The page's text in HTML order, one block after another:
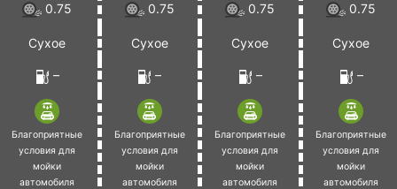
0.75 0.75 0.75 0.75
Сухое Сухое Сухое Сухое
– – – –
Благоприятные
условия для
мойки
автомобиля
Благоприятные
условия для
мойки
автомобиля
Благоприятные
условия для
мойки
автомобиля
Благоприятные
условия для
мойки
автомобиля